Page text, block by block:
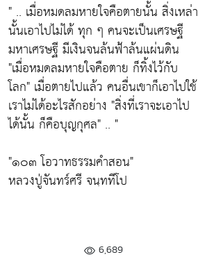
" .. เมื่อหมดลมหายใจคือตายนั้น สิ่งเหล่า
นั้นเอาไปไม่ได้ ทุก ๆ คนจะเป็นเศรษฐี
มหาเศรษฐี มีเงินจนล้นฟ้าล้นแผ่นดิน
"เมื่อหมดลมหายใจคือตาย ก็ทิ้งไว้กับ
โลก" เมื่อตายไปแล้ว คนอื่นเขาก็เอาไปใช้
เราไม่ได้อะไรสักอย่าง "สิ่งที่เราจะเอาไป
ได้นั้น ก็คือบุญกุศล" .. "
"๑๐๓ โอวาทธรรมคำสอน"
หลวงปู่จันทร์ศรี จนฺททีโป
6,689